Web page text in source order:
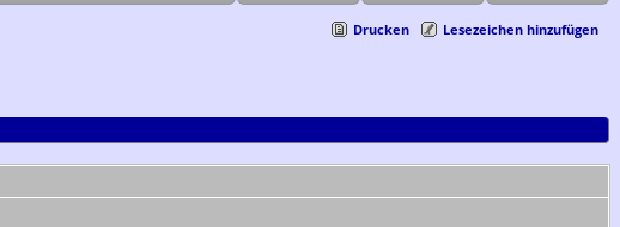
Drucken Lesezeichen hinzufügen